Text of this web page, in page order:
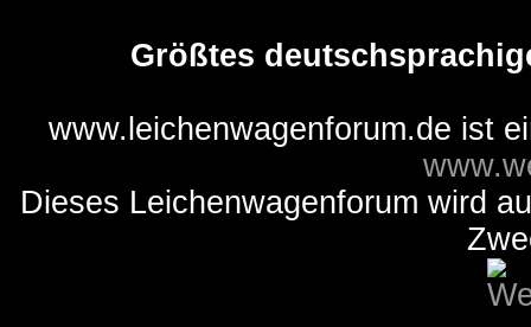
Größtes
www.leichenwagenforum.de ist
Dieses Leichenwagenforum wird